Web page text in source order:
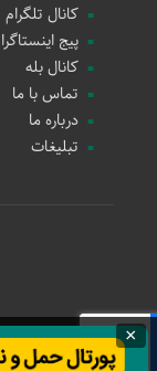
کانال تلگرام
پیج
کانال بله
تماس با ما
درباره ما
تبلیغات
×